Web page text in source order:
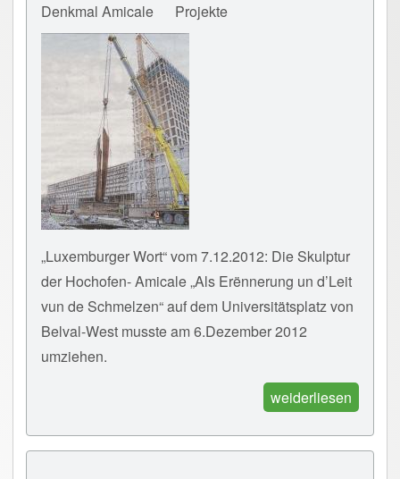
Denkmal Amicale Projekte
„Luxemburger Wort“ vom 7.12.2012: Die Skulptur
der Hochofen- Amicale „Als Erënnerung un d’Leit
vun de Schmelzen“ auf dem Universitätsplatz von
Belval-West musste am 6.Dezember 2012
umziehen.
weiderliesen